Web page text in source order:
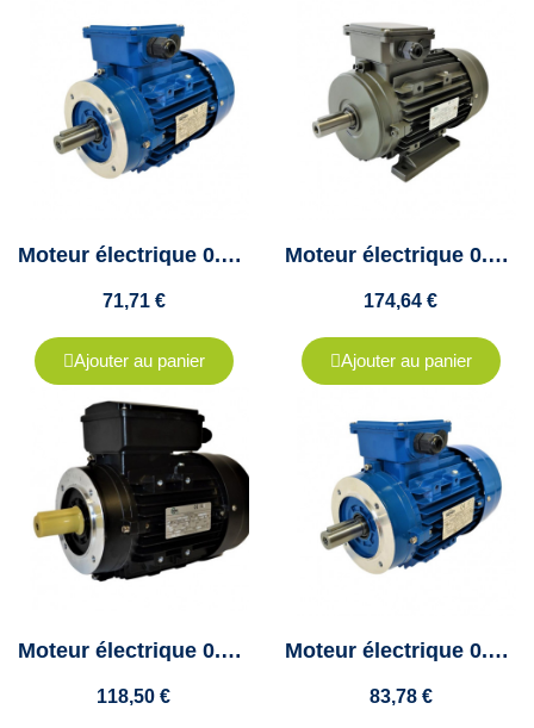
Moteur électrique 0.18Kw - 230/400V - 1500Tr/min - B14 - Cemer
71,71 €
Ajouter au panier
Moteur électrique 0.18KW Triphasé 230/400V - 680Tr/min, Fixation à pattes B3
174,64 €
Ajouter au panier
Moteur électrique 0.25 kw - 1000 tr/min - B14 - 230v - un condensateur
118,50 €
Moteur électrique 0.25 Kw - triphasé 230/400V - 1500Tr/min - B14 - Cemer
83,78 €